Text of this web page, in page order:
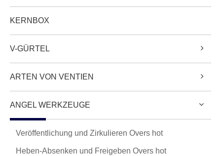
KERNBOX
V-GÜRTEL
ARTEN VON VENTIEN
ANGEL WERKZEUGE
Veröffentlichung und Zirkulieren Overs hot
Heben-Absenken und Freigeben Overs hot